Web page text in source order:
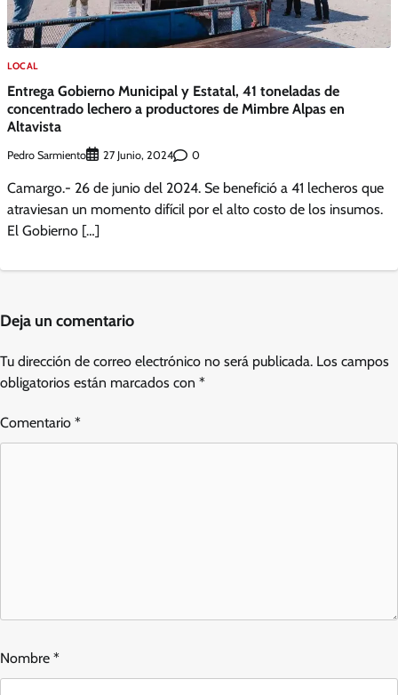
LOCAL
Entrega Gobierno Municipal y Estatal, 41 toneladas de
concentrado lechero a productores de Mimbre Alpas en
Altavista
Pedro Sarmiento 27 Junio, 2024 0
Camargo.- 26 de junio del 2024. Se benefició a 41 lecheros que
atraviesan un momento difícil por el alto costo de los insumos.
El Gobierno […]
Deja un comentario
Tu dirección de correo electrónico no será publicada. Los campos
obligatorios están marcados con *
Comentario *
Nombre *